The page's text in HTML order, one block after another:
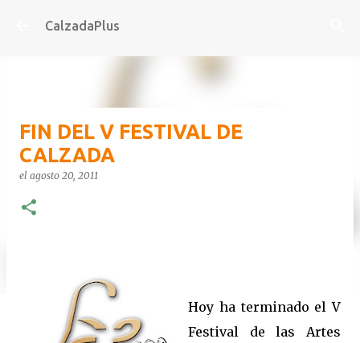
Ir al contenido principal
CalzadaPlus
FIN DEL V FESTIVAL DE
CALZADA
el agosto 20, 2011
Hoy ha terminado el V
Festival de las Artes